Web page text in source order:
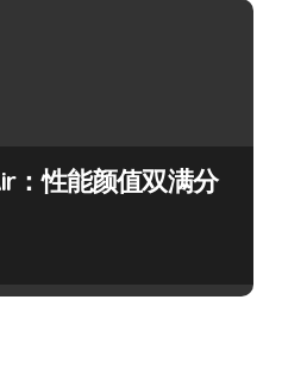
：性能颜值双满分